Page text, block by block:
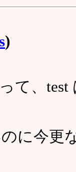
)
て、
に今更